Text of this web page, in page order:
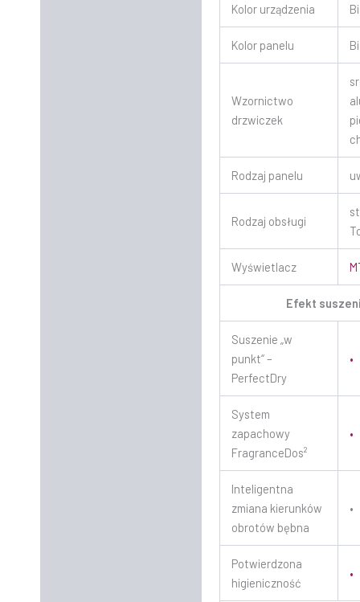
Kolor urządzenia
Kolor panelu
Wzornictwo
drzwiczek
Rodzaj panelu
Rodzaj obsługi
Wyświetlacz
Efekt
Suszenie „w
punkt“ –
PerfectDry
•
System
zapachowy
FragranceDos²
•
Inteligentna
zmiana kierunków
obrotów bębna
•
Potwierdzona
higieniczność
•